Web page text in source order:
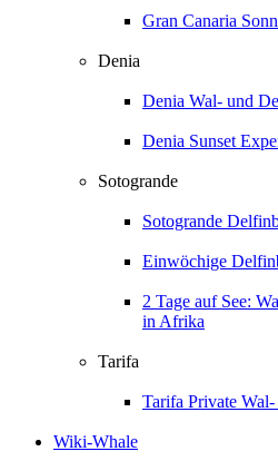
Gran Canaria
Denia
Denia Wal- und
Denia Sunset
Sotogrande
Sotogrande
Einwöchige
2 Tage auf See:
in Afrika
Tarifa
Tarifa Private
Wiki-Whale